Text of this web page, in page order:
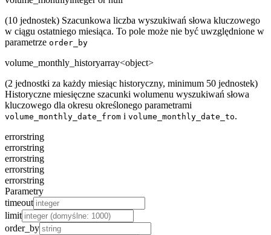
(10 jednostek) Szacunkowa liczba wyszukiwań słowa kluczowego
w ciągu ostatniego miesiąca. To pole może nie być uwzględnione w
parametrze order_by
volume_monthly_historyarray<object>
(2 jednostki za każdy miesiąc historyczny, minimum 50 jednostek)
Historyczne miesięczne szacunki wolumenu wyszukiwań słowa
kluczowego dla okresu określonego parametrami
volume_monthly_date_from i volume_monthly_date_to.
errorstring
errorstring
errorstring
errorstring
errorstring
Parametry
timeout
limit
order_by